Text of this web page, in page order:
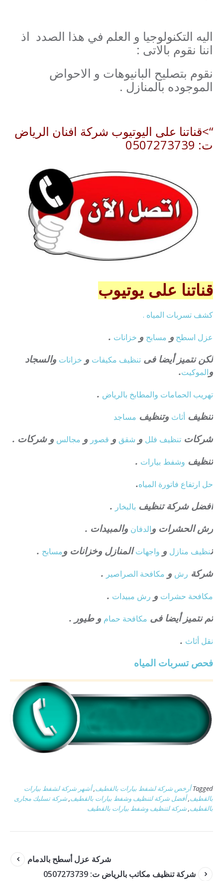
اليه التكنولوجيا و العلم في هذا الصدد اذ
اننا نقوم بالاتى :
نقوم بتصليح البانيوهات و الاحواض
الموجوده بالمنازل .
“>قناتنا على اليوتيوب شركة افنان الرياض
ت: 0507273739
قناتنا على يوتيوب
كشف تسربات المياه .
عزل اسطح و مسابح و خزانات .
لكن نتميز أيضا فى تنظيف مكيفات و خزانات والسجاد
والموكيت.
تهريب الحمامات والمطابخ بالرياض .
تنظيف أثاث وتنظيف مساجد
شركات تنظيف فلل و شقق و قصور و مجالس و شركات .
تنظيف وشفط بيارات .
حل ارتفاع فاتورة المياه.
افضل شركة تنظيف بالبخار .
رش الحشرات والدفان والمبيدات .
تنظيف منازل و واجهاتالمنازل وخزانات ومسابح .
شركة رش و مكافحة الصراصير .
مكافحة حشرات و رش مبيدات .
ثم نتميز أيضا فى مكافحة حمام و طيور .
نقل أثاث .
فحص تسربات المياه
Tagged أرخص شركة لشفط بيارات بالقطيف,أشهر شركة لشفط بيارات
بالقطيف,أفضل شركة لتنظيف وشفط بيارات بالقطيف,شركة تسليك مجارى
بالقطيف,شركة لتنظيف وشفط بيارات بالقطيف
شركة عزل أسطح بالدمام
شركة تنظيف مكاتب بالرياض ت: 0507273739